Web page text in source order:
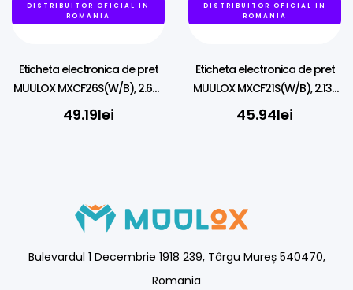
DISTRIBUITOR OFICIAL IN
ROMANIA
Eticheta electronica de pret
MUULOX MXCF26S(W/B), 2.66″,
NFC, LED, 4 culori
49.19lei
DISTRIBUITOR OFICIAL IN
ROMANIA
Eticheta electronica de pret
MUULOX MXCF21S(W/B), 2.13″,
NFC, LED, 4 culori
45.94lei
Bulevardul 1 Decembrie 1918 239, Târgu Mureș 540470,
Romania